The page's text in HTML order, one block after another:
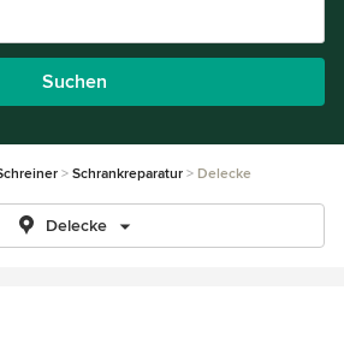
Suchen
Schrankreparatur Delecke
Delecke